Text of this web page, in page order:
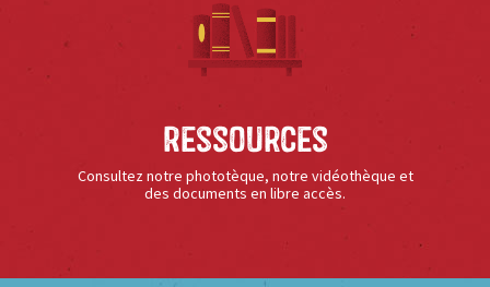
Ressources
Consultez notre phototèque, notre vidéothèque et
des documents en libre accès.